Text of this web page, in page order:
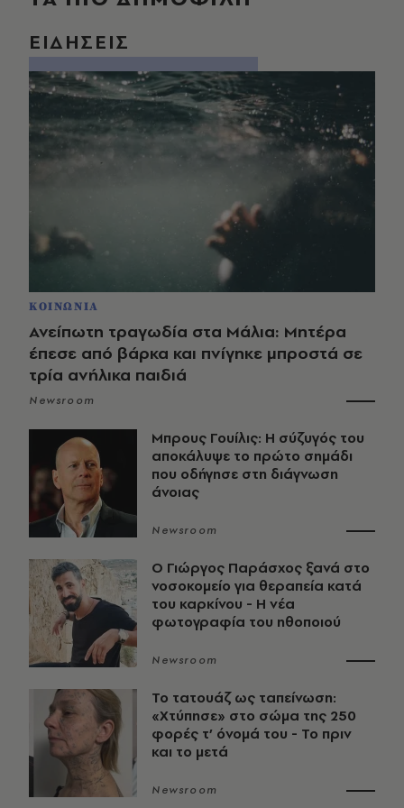
ΕΙΔΗΣΕΙΣ
ΚΟΙΝΩΝΙΑ
Ανείπωτη τραγωδία στα Μάλια: Μητέρα
έπεσε από βάρκα και πνίγηκε μπροστά σε
τρία ανήλικα παιδιά
Newsroom
Μπρους Γουίλις: Η σύζυγός του
αποκάλυψε το πρώτο σημάδι
που οδήγησε στη διάγνωση
άνοιας
Newsroom
O Γιώργος Παράσχος ξανά στο
νοσοκομείο για θεραπεία κατά
του καρκίνου - Η νέα
φωτογραφία του ηθοποιού
Newsroom
Το τατουάζ ως ταπείνωση:
«Χτύπησε» στο σώμα της 250
φορές τ’ όνομά του - Το πριν
και το μετά
Newsroom